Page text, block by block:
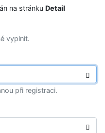
na stránku Detail
vyplnit.
při registraci.